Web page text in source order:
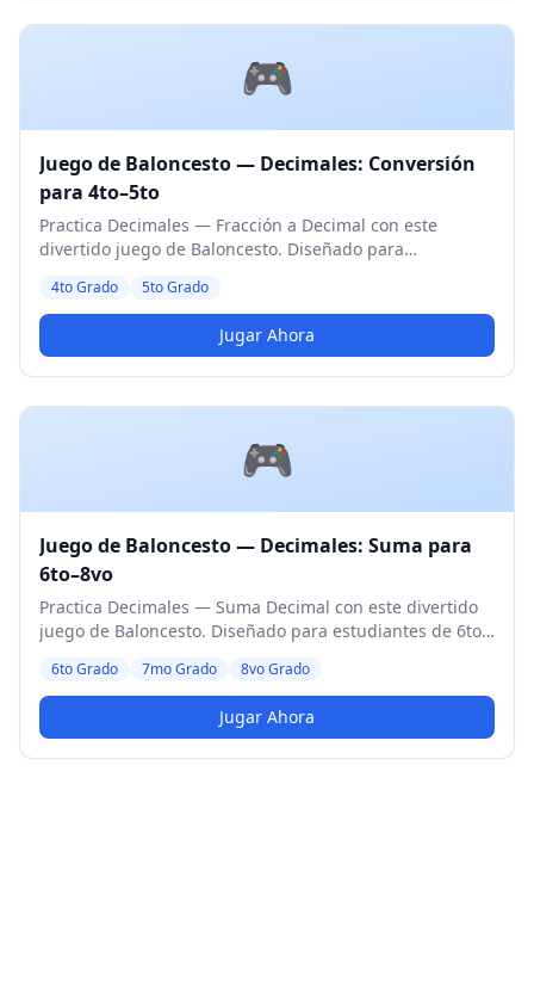
🎮
Juego de Baloncesto — Decimales: Conversión
para 4to–5to
Practica Decimales — Fracción a Decimal con este
divertido juego de Baloncesto. Diseñado para
4to Grado 5to Grado
Jugar Ahora
🎮
Juego de Baloncesto — Decimales: Suma para
6to–8vo
Practica Decimales — Suma Decimal con este divertido
juego de Baloncesto. Diseñado para estudiantes de 6to
6to Grado 7mo Grado 8vo Grado
Jugar Ahora